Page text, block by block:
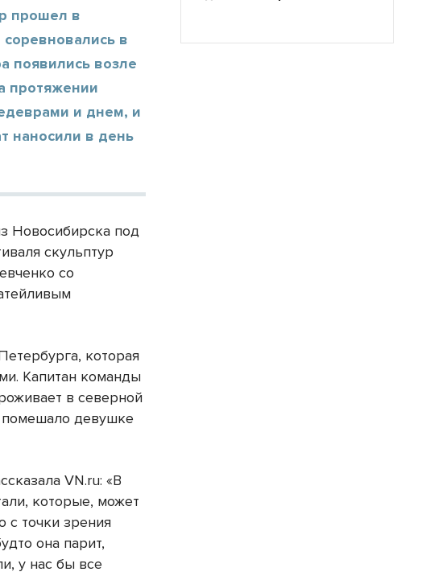
прошел в
в
появились возле
протяжении
и днем, и
наносили в день
Новосибирска под
скульптур
со
которая
Капитан команды
в северной
помешало девушке
VN.ru: «В
которые, может
с точки зрения
она парит,
у нас бы все